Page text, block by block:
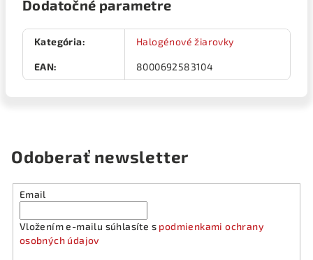
Dodatočné parametre
Kategória: Halogénové žiarovky
EAN: 8000692583104
Odoberať newsletter
Email
Vložením e-mailu súhlasíte s podmienkami ochrany
osobných údajov